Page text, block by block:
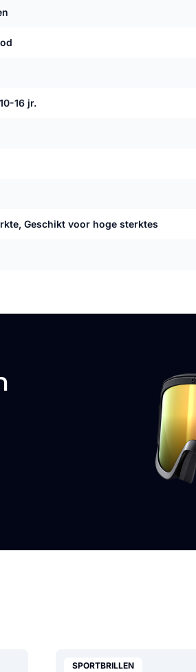
16 jr.
Geschikt voor hoge sterktes
SPORTBRILLEN